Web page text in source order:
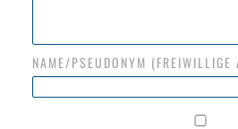
NAME/PSEUDONYM (FREIWILLIGE